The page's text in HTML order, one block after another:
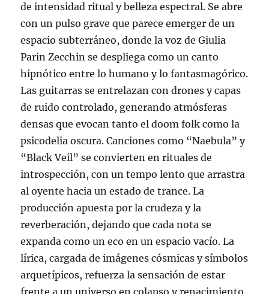
de intensidad ritual y belleza espectral. Se abre
con un pulso grave que parece emerger de un
espacio subterráneo, donde la voz de Giulia
Parin Zecchin se despliega como un canto
hipnótico entre lo humano y lo fantasmagórico.
Las guitarras se entrelazan con drones y capas
de ruido controlado, generando atmósferas
densas que evocan tanto el doom folk como la
psicodelia oscura. Canciones como “Naebula” y
“Black Veil” se convierten en rituales de
introspección, con un tempo lento que arrastra
al oyente hacia un estado de trance. La
producción apuesta por la crudeza y la
reverberación, dejando que cada nota se
expanda como un eco en un espacio vacío. La
lírica, cargada de imágenes cósmicas y símbolos
arquetípicos, refuerza la sensación de estar
frente a un universo en colapso y renacimiento.